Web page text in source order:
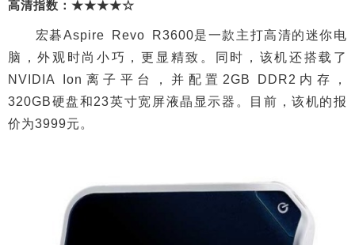
高清指数：★★★★☆
宏碁Aspire Revo R3600是一款主打高清的迷你电
脑，外观时尚小巧，更显精致。同时，该机还搭载了
NVIDIA Ion离子平台，并配置2GB DDR2内存，
320GB硬盘和23英寸宽屏液晶显示器。目前，该机的报
价为3999元。